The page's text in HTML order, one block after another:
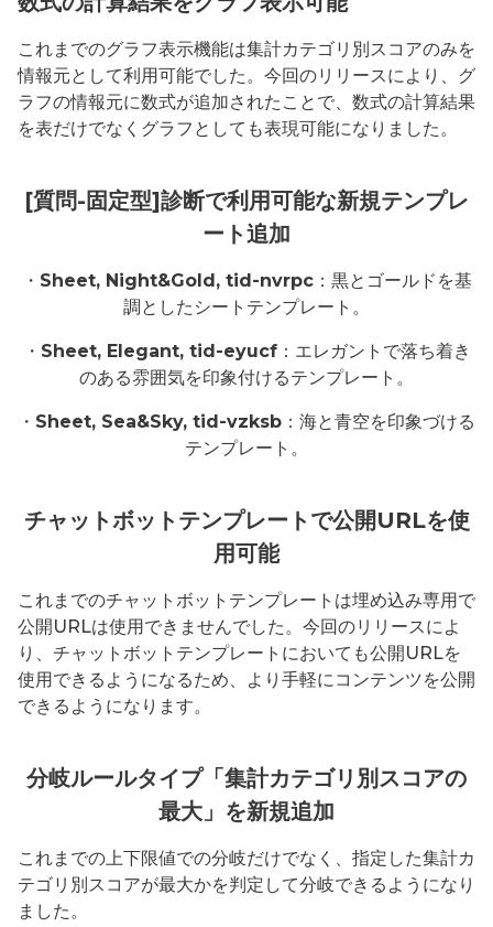
これまでのグラフ表示機能は集計カテゴリ別スコアのみを
情報元として利用可能でした。今回のリリースにより、グ
ラフの情報元に数式が追加されたことで、数式の計算結果
を表だけでなくグラフとしても表現可能になりました。
[質問-固定型]診断で利用可能な新規テンプレ
ート追加
・ Sheet, Night&Gold, tid-nvrpc：黒とゴールドを基
調としたシートテンプレート。
・ Sheet, Elegant, tid-eyucf：エレガントで落ち着き
のある雰囲気を印象付けるテンプレート。
・ Sheet, Sea&Sky, tid-vzksb ：海と青空を印象づける
テンプレート。
チャットボットテンプレートで公開URLを使
用可能
これまでのチャットボットテンプレートは埋め込み専用で
公開URLは使用できませんでした。今回のリリースによ
り、チャットボットテンプレートにおいても公開URLを
使用できるようになるため、より手軽にコンテンツを公開
できるようになります。
分岐ルールタイプ「集計カテゴリ別スコアの
最大」を新規追加
これまでの上下限値での分岐だけでなく、指定した集計カ
テゴリ別スコアが最大かを判定して分岐できるようになり
ました。